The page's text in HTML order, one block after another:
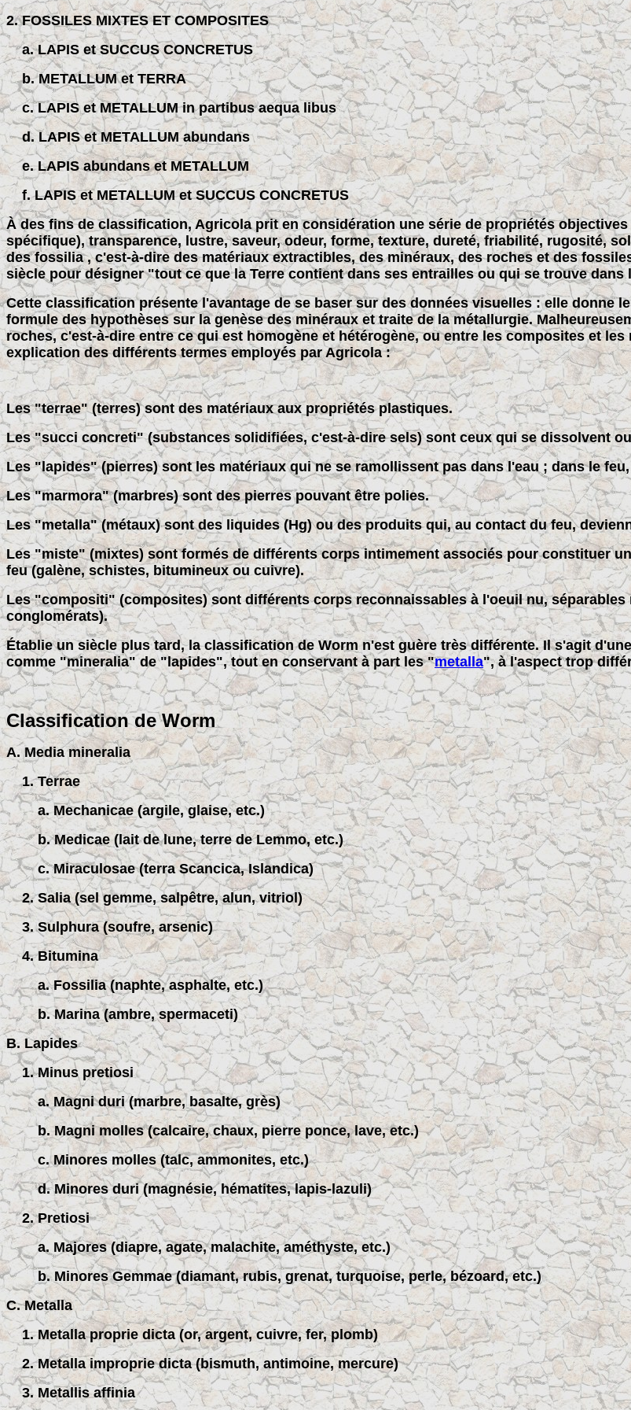
2. FOSSILES MIXTES ET COMPOSITES
a. LAPIS et SUCCUS CONCRETUS
b. METALLUM et TERRA
c. LAPIS et METALLUM in partibus aequa libus
d. LAPIS et METALLUM abundans
e. LAPIS abundans et METALLUM
f. LAPIS et METALLUM et SUCCUS CONCRETUS
À des fins de classification, Agricola prit en considération une série de propriétés
spécifique), transparence, lustre, saveur, odeur, forme, texture, dureté, friabilité, rugosité,
des fossilia , c'est-à-dire des matériaux extractibles, des minéraux, des roches et des
siècle pour désigner "tout ce que la Terre contient dans ses entrailles ou qui se trouve
Cette classification présente l'avantage de se baser sur des données visuelles : elle donne
formule des hypothèses sur la genèse des minéraux et traite de la métallurgie.
roches, c'est-à-dire entre ce qui est homogène et hétérogène, ou entre les composites et
explication des différents termes employés par Agricola :
Les "terrae" (terres) sont des matériaux aux propriétés plastiques.
Les "succi concreti" (substances solidifiées, c'est-à-dire sels) sont ceux qui se dissolvent
Les "lapides" (pierres) sont les matériaux qui ne se ramollissent pas dans l'eau ; dans le
Les "marmora" (marbres) sont des pierres pouvant être polies.
Les "metalla" (métaux) sont des liquides (Hg) ou des produits qui, au contact du feu,
Les "miste" (mixtes) sont formés de différents corps intimement associés pour constituer
feu (galène, schistes, bitumineux ou cuivre).
Les "compositi" (composites) sont différents corps reconnaissables à l'oeuil nu,
conglomérats).
Établie un siècle plus tard, la classification de Worm n'est guère très différente. Il s'agit
comme "mineralia" de "lapides", tout en conservant à part les "metalla", à l'aspect trop
Classification de Worm
A. Media mineralia
1. Terrae
a. Mechanicae (argile, glaise, etc.)
b. Medicae (lait de lune, terre de Lemmo, etc.)
c. Miraculosae (terra Scancica, Islandica)
2. Salia (sel gemme, salpêtre, alun, vitriol)
3. Sulphura (soufre, arsenic)
4. Bitumina
a. Fossilia (naphte, asphalte, etc.)
b. Marina (ambre, spermaceti)
B. Lapides
1. Minus pretiosi
a. Magni duri (marbre, basalte, grès)
b. Magni molles (calcaire, chaux, pierre ponce, lave, etc.)
c. Minores molles (talc, ammonites, etc.)
d. Minores duri (magnésie, hématites, lapis-lazuli)
2. Pretiosi
a. Majores (diapre, agate, malachite, améthyste, etc.)
b. Minores Gemmae (diamant, rubis, grenat, turquoise, perle, bézoard, etc.)
C. Metalla
1. Metalla proprie dicta (or, argent, cuivre, fer, plomb)
2. Metalla improprie dicta (bismuth, antimoine, mercure)
3. Metallis affinia